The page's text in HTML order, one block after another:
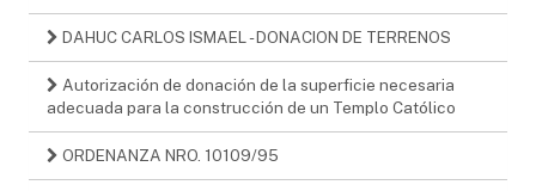
DAHUC CARLOS ISMAEL - DONACION DE TERRENOS
Autorización de donación de la superficie necesaria
adecuada para la construcción de un Templo Católico
ORDENANZA NRO. 10109/95